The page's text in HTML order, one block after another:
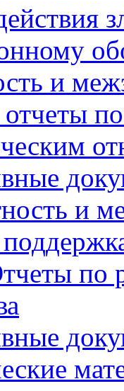
и
и
по